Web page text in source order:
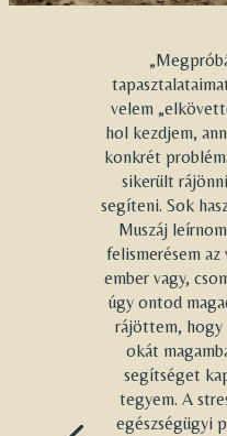
velem
hol kezdjem,
konkrét
sikerült
segíteni. Sok
Muszáj
felismerésem
ember vagy,
úgy ontod
rájöttem, hogy
okát
segítséget
tegyem. A
egészségügyi